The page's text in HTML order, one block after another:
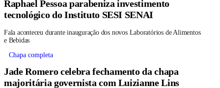
Raphael Pessoa parabeniza investimento
tecnológico do Instituto SESI SENAI
Fala aconteceu durante inauguração dos novos Laboratórios de Alimentos
e Bebidas
Chapa completa
Jade Romero celebra fechamento da chapa
majoritária governista com Luizianne Lins